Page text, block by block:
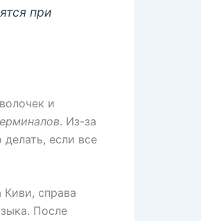
при
и
. Из-за
если все
Киви, справа
После